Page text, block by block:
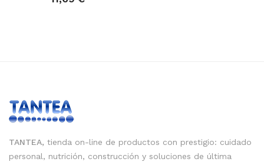
TANTEA, tienda on-line de productos con prestigio: cuidado
personal, nutrición, construcción y soluciones de última